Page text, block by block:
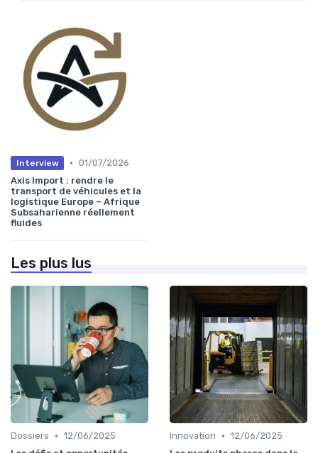
Interview • 01/07/2026
Axis Import : rendre le
transport de véhicules et la
logistique Europe – Afrique
Subsaharienne réellement
fluides
Les plus lus
Dossiers • 12/06/2025
Innovation • 12/06/2025